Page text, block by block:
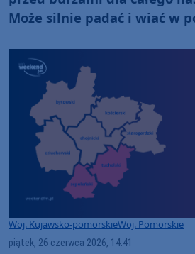
Może silnie padać i wiać w
Woj. Kujawsko-pomorskieWoj. Pomorskie
piątek, 26 czerwca 2026, 14:41